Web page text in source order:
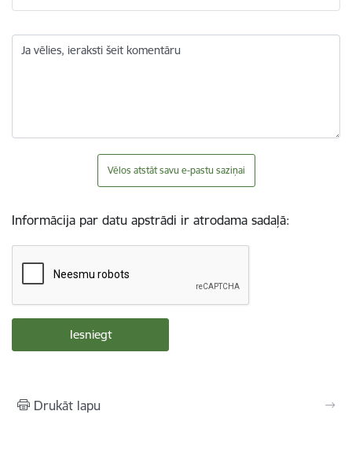
Ja vēlies, ieraksti šeit komentāru
Vēlos atstāt savu e-pastu saziņai
Informācija par datu apstrādi ir atrodama sadaļā:
Drukāt lapu